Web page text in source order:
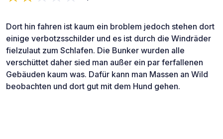
Dort hin fahren ist kaum ein broblem jedoch stehen dort
einige verbotzsschilder und es ist durch die Windräder
fielzulaut zum Schlafen. Die Bunker wurden alle
verschüttet daher sied man außer ein par ferfallenen
Gebäuden kaum was. Dafür kann man Massen an Wild
beobachten und dort gut mit dem Hund gehen.